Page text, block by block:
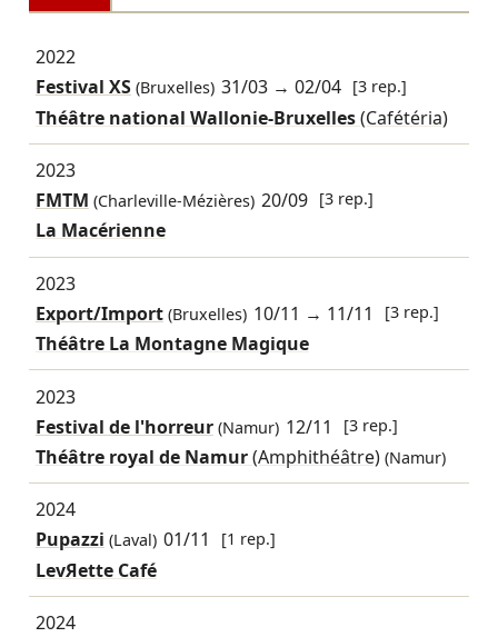
2022
Festival XS(Bruxelles) 31/03 →02/04 [3 rep.]
Théâtre national Wallonie-Bruxelles(Cafétéria)
2023
FMTM (Charleville-Mézières) 20/09 [3 rep.]
La Macérienne
2023
Export/Import(Bruxelles) 10/11 → 11/11 [3 rep.]
Théâtre La Montagne Magique
2023
Festival de l'horreur(Namur) 12/11 [3 rep.]
Théâtre royal de Namur(Amphithéâtre) (Namur)
2024
Pupazzi (Laval) 01/11 [1 rep.]
LevЯette Café
2024